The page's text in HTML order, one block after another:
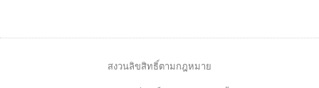
สงวนลิขสิทธิ์ตามกฎหมาย